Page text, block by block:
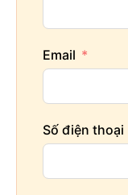
Email
Số điện thoại